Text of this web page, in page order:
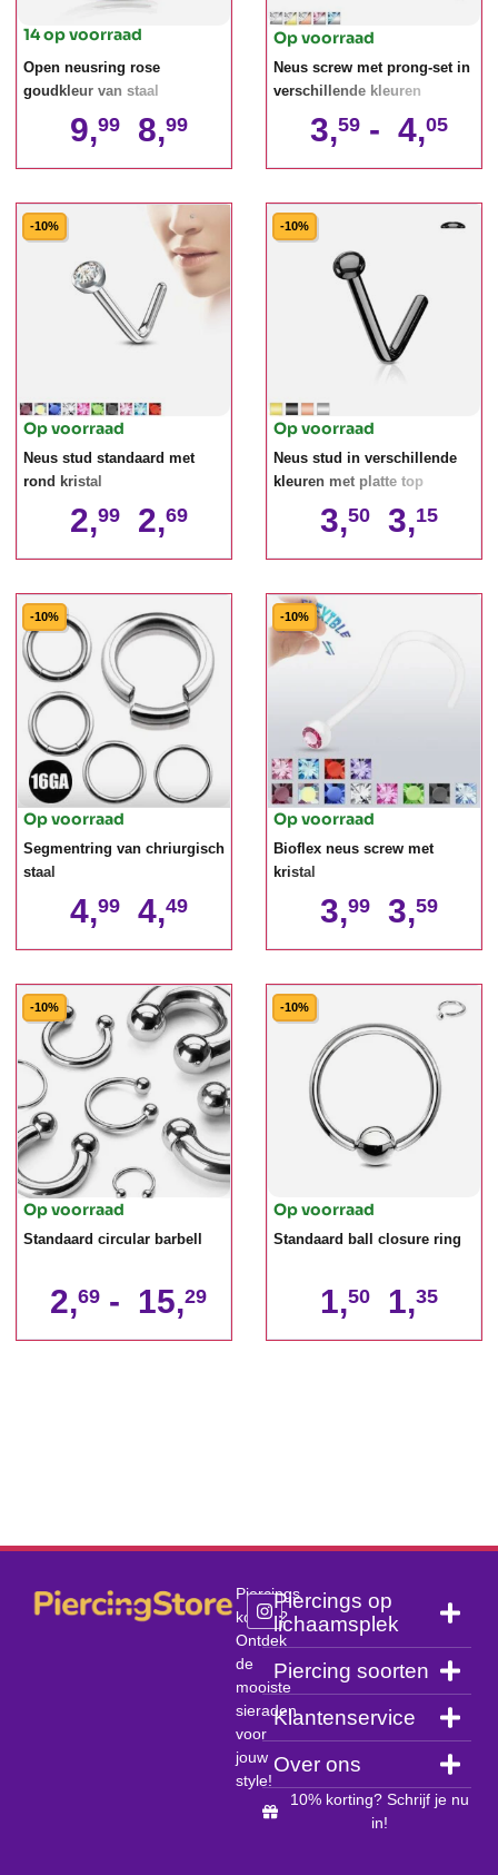
14 op voorraad
Open neusring rose
goudkleur van staal
9,99 8,99
Op voorraad
Neus screw met prong-set in
verschillende kleuren
3,59 - 4,05
-10%
Op voorraad
Neus stud standaard met
rond kristal
2,99 2,69
-10%
Op voorraad
Neus stud in verschillende
kleuren met platte top
3,50 3,15
-10%
Op voorraad
Segmentring van chriurgisch
staal
4,99 4,49
-10%
Op voorraad
Bioflex neus screw met
kristal
3,99 3,59
-10%
Op voorraad
Standaard circular barbell
2,69 - 15,29
-10%
Op voorraad
Standaard ball closure ring
1,50 1,35
Piercings
kopen?
Ontdek
de
mooiste
sieraden
voor
jouw
style!
Piercings op
lichaamsplek
Piercing soorten
Klantenservice
Over ons
10% korting? Schrijf je nu
in!